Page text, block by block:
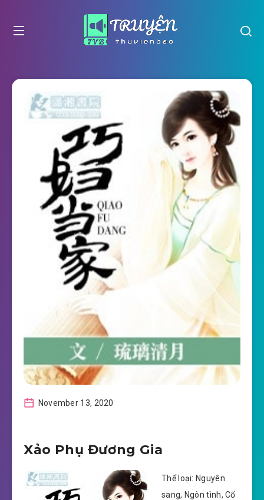
November 13, 2020
Xảo Phụ Đương Gia
Thể loại: Nguyên
sang, Ngôn tình, Cổ